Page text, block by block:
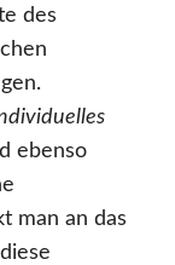
des
ebenso
man an das